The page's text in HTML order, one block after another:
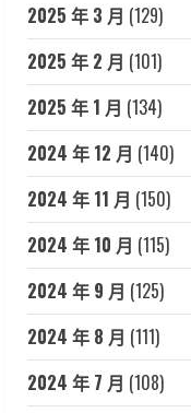
2025 年 3 月 (129)
2025 年 2 月 (101)
2025 年 1 月 (134)
2024 年 12 月 (140)
2024 年 11 月 (150)
2024 年 10 月 (115)
2024 年 9 月 (125)
2024 年 8 月 (111)
2024 年 7 月 (108)